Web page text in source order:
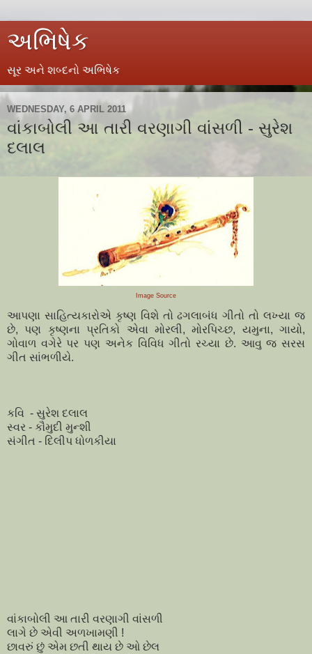
અભિષેક
સૂર અને શબ્દનો અભિષેક
WEDNESDAY, 6 APRIL 2011
વાંકાબોલી આ તારી વરણાગી વાંસળી - સુરેશ
દલાલ
Image Source
આપણા સાહિત્યકારોએ કૃષ્ણ વિશે તો ઢગલાબંધ ગીતો તો લખ્યા જ
છે, પણ કૃષ્ણના પ્રતિકો એવા મોરલી, મોરપિચ્છ, યમુના, ગાયો,
ગોવાળ વગેરે પર પણ અનેક વિવિધ ગીતો રચ્યા છે. આવુ જ સરસ
ગીત સાંભળીયે.
કવિ - સુરેશ દલાલ
સ્વર - કૌમુદી મુન્શી
સંગીત - દિલીપ ધોળકીયા
વાંકાબોલી આ તારી વરણાગી વાંસળી
લાગે છે એવી અળખામણી !
છાવરું છું એમ છતી થાય છે ઓ છેલ